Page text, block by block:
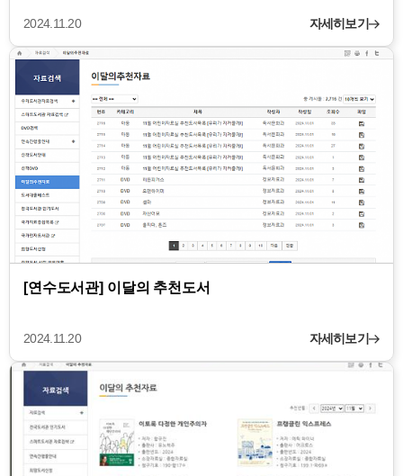
2024.11.20 자세히보기
[연수도서관] 이달의 추천도서
2024.11.20 자세히보기